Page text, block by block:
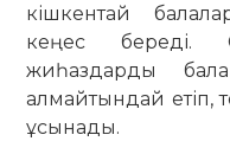
кішкентай
кеңес береді.
жиһаздарды
алмайтындай етіп,
ұсынады.